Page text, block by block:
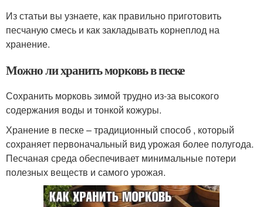
Из статьи вы узнаете, как правильно приготовить
песчаную смесь и как закладывать корнеплод на
хранение.
Можно ли хранить морковь в песке
Сохранить морковь зимой трудно из-за высокого
содержания воды и тонкой кожуры.
Хранение в песке – традиционный способ , который
сохраняет первоначальный вид урожая более полугода.
Песчаная среда обеспечивает минимальные потери
полезных веществ и самого урожая.